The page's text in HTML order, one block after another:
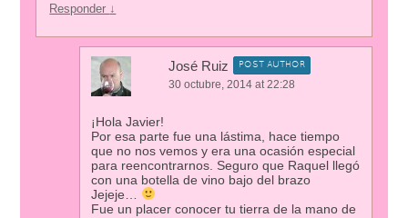
Responder ↓
José Ruiz POST AUTHOR
30 octubre, 2014 at 22:28
¡Hola Javier!
Por esa parte fue una lástima, hace tiempo
que no nos vemos y era una ocasión especial
para reencontrarnos. Seguro que Raquel llegó
con una botella de vino bajo del brazo
Jejeje…
Fue un placer conocer tu tierra de la mano de